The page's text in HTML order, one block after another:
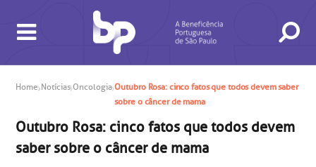
BUSCA
CONSULTAS E EXAMES
ATENDIMENTO 24H
CONHEÇA AS UNIDADES
INSTITUCIONAL
NOSSOS SERVIÇOS
INFORMAÇÕES ÚTEIS
ESPECIALIDADES
Home Notícias Oncologia Outubro Rosa: cinco fatos que todos devem saber
sobre o câncer de mama
Outubro Rosa: cinco fatos que todos devem
saber sobre o câncer de mama